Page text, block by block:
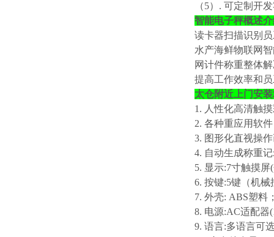
（5）. 可定制开
智能电子秤概述
读卡器扫描识别
水产海鲜物联网
网计件称重整体
提高工作效率和
太仓附近上门安
1. 人性化高清触
2. 各种重应用软
3. 图形化直视操
4. 自动生成称重
5. 显示:7寸触摸
6. 按键:5键（机
7. 外壳: ABS塑料
8. 电源:AC适配
9. 语言:多语言可